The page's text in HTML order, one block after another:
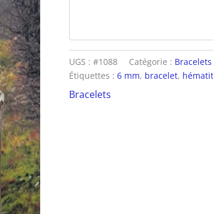
UGS : #1088 Catégorie : Bracelets
Étiquettes : 6 mm, bracelet,
Bracelets